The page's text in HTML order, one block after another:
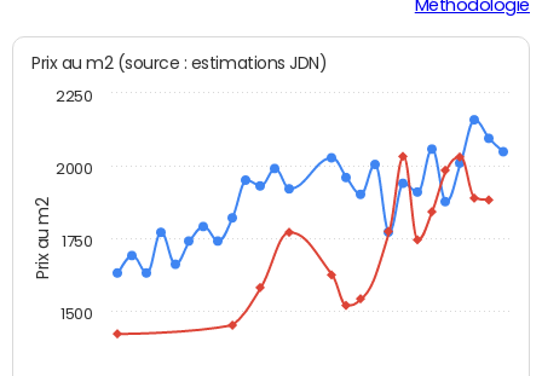
Méthodologie
Prix au m2
Prix au m2 (source : estimations JDN)
2000
1500
1750
2250